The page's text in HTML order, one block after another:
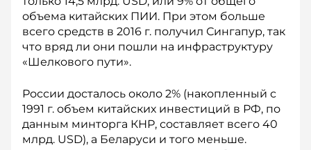
объема китайских ПИИ. При этом больше
всего средств в 2016 г. получил Сингапур, так
что вряд ли они пошли на инфраструктуру
«Шелкового пути».
России досталось около 2% (накопленный с
1991 г. объем китайских инвестиций в РФ, по
данным минторга КНР, составляет всего 40
млрд. USD), а Беларуси и того меньше.